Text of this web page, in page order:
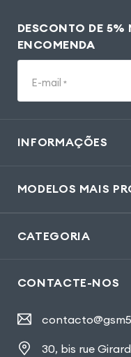
DESCONTO DE 5%
ENCOMENDA
E-mail *
INFORMAÇÕES
MODELOS MAIS
CATEGORIA
CONTACTE-NOS
30, bis rue Girard